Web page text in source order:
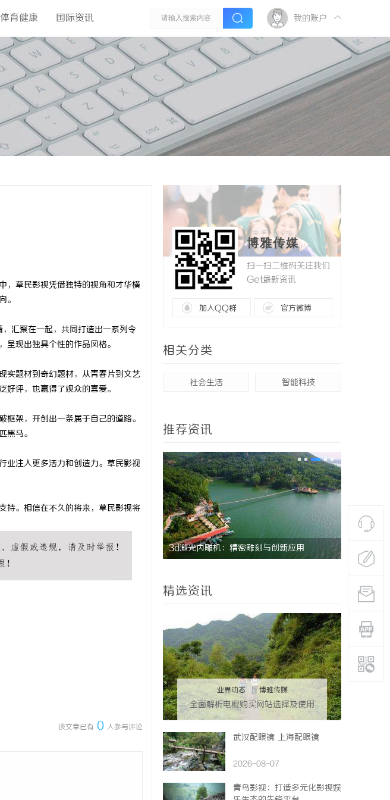
体育健康 国际资讯 我的账户
，草民影视凭借独特的视角和才华横
。
汇聚在一起，共同打造出一系列令
现出独具个性的作品风格。
实题材到奇幻题材，从青春片到文艺
评，也赢得了观众的喜爱。
架，开创出一条属于自己的道路。
黑马。
业注入更多活力和创造力。草民影视
持。相信在不久的将来，草民影视将
该文章已有 0 人参与评论
博雅传媒
扫一扫二维码关注我们
Get最新资讯
加入QQ群 官方微博
相关分类
社会生活 智能科技
推荐资讯
乐樱国际医疗中心 3d激光内雕机：精密雕刻与创新应用 革新驱动
的风向标
精选资讯
业界动态 | 博雅传媒
全面解析电棍购买网站选择及使用
指南，保障安全与合法性
武汉配眼镜 上海配眼镜
2026-08-07
青鸟影视：打造多元化影视娱